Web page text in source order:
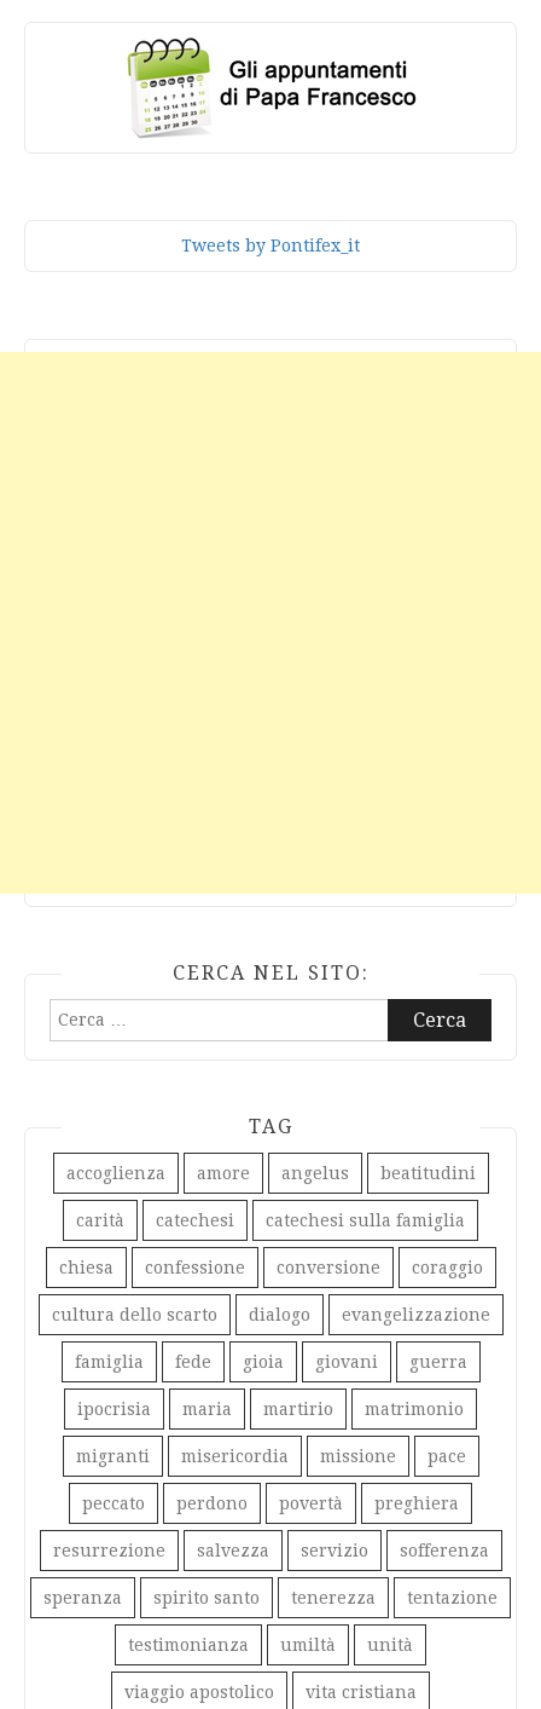
Tweets by Pontifex_it
CERCA NEL SITO:
Ricerca
TAG
accoglienza amore angelus beatitudini
carità catechesi catechesi sulla famiglia
chiesa confessione conversione coraggio
cultura dello scarto dialogo evangelizzazione
famiglia fede gioia giovani guerra
ipocrisia maria martirio matrimonio
migranti misericordia missione pace
peccato perdono povertà preghiera
resurrezione salvezza servizio sofferenza
speranza spirito santo tenerezza tentazione
testimonianza umiltà unità
viaggio apostolico vita cristiana